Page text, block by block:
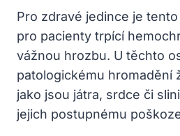
Pro zdravé jedince je
pro pacienty trpící
vážnou hrozbu. U těchto
patologickému hromadění
jako jsou játra, srdce či
jejich postupnému